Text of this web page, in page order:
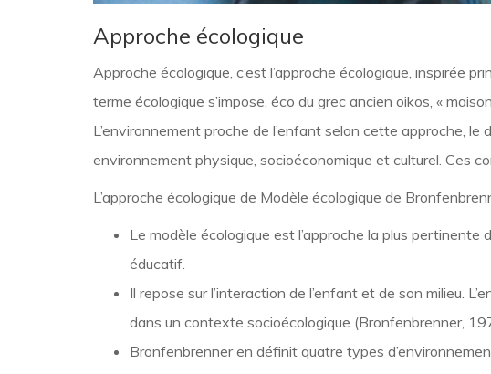
Approche écologique
Approche écologique, c’est l’approche écologique,
terme écologique s’impose, éco du grec ancien oikos, «
L’environnement proche de l’enfant selon cette approche,
environnement physique, socioéconomique et culturel. Ces
L’approche écologique de Modèle écologique de
Le modèle écologique est l’approche la plus
éducatif.
Il repose sur l’interaction de l’enfant et de son milieu.
dans un contexte socioécologique (Bronfenbrenner,
Bronfenbrenner en définit quatre types